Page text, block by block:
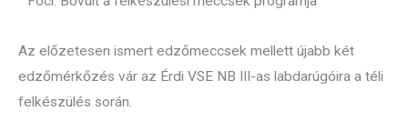
Az előzetesen ismert edzőmeccsek mellett újabb két
edzőmérkőzés vár az Érdi VSE NB III-as labdarúgóira a téli
felkészülés során.